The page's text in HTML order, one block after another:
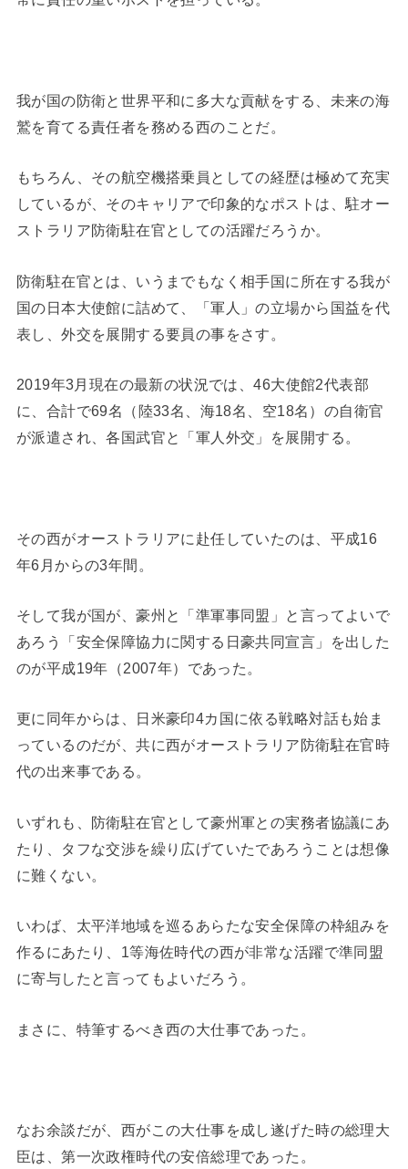
我が国の防衛と世界平和に多大な貢献をする、未来の海
鷲を育てる責任者を務める西のことだ。
もちろん、その航空機搭乗員としての経歴は極めて充実
しているが、そのキャリアで印象的なポストは、駐オー
ストラリア防衛駐在官としての活躍だろうか。
防衛駐在官とは、いうまでもなく相手国に所在する我が
国の日本大使館に詰めて、「軍人」の立場から国益を代
表し、外交を展開する要員の事をさす。
2019年3月現在の最新の状況では、46大使館2代表部
に、合計で69名（陸33名、海18名、空18名）の自衛官
が派遣され、各国武官と「軍人外交」を展開する。
その西がオーストラリアに赴任していたのは、平成16
年6月からの3年間。
そして我が国が、豪州と「準軍事同盟」と言ってよいで
あろう「安全保障協力に関する日豪共同宣言」を出した
のが平成19年（2007年）であった。
更に同年からは、日米豪印4カ国に依る戦略対話も始ま
っているのだが、共に西がオーストラリア防衛駐在官時
代の出来事である。
いずれも、防衛駐在官として豪州軍との実務者協議にあ
たり、タフな交渉を繰り広げていたであろうことは想像
に難くない。
いわば、太平洋地域を巡るあらたな安全保障の枠組みを
作るにあたり、1等海佐時代の西が非常な活躍で準同盟
に寄与したと言ってもよいだろう。
まさに、特筆するべき西の大仕事であった。
なお余談だが、西がこの大仕事を成し遂げた時の総理大
臣は、第一次政権時代の安倍総理であった。